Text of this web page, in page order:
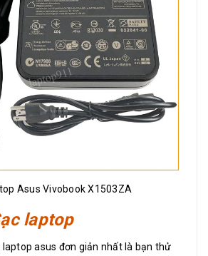
Asus Vivobook X1503ZA
laptop
laptop asus đơn giản nhất là bạn thử